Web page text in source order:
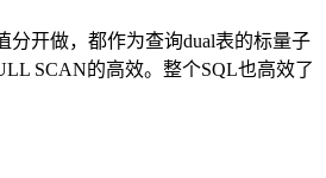
分开做，都作为查询dual表的标量子
SCAN的高效。整个SQL也高效了